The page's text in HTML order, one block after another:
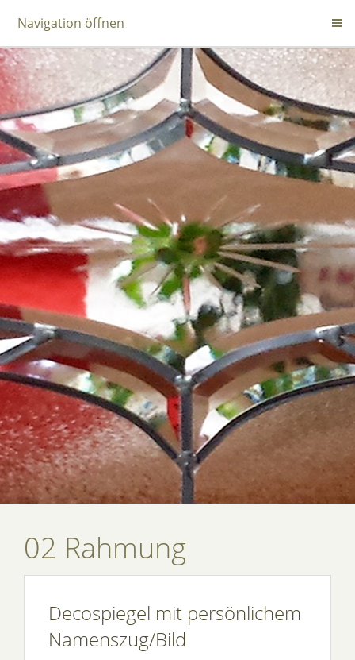
Navigation öffnen
02 Rahmung
Decospiegel mit persönlichem
Namenszug/Bild